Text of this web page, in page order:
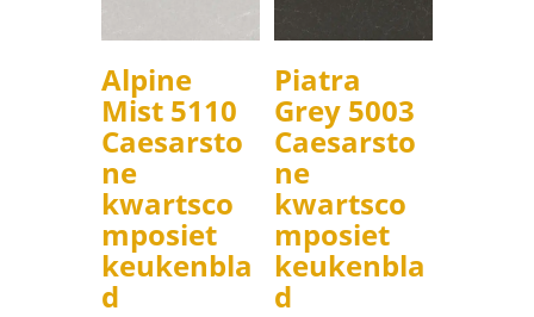
Alpine
Mist 5110
Caesarsto
ne
kwartsco
mposiet
keukenbla
d
Piatra
Grey 5003
Caesarsto
ne
kwartsco
mposiet
keukenbla
d